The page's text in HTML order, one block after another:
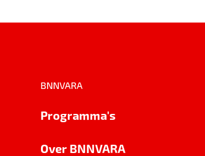
BNNVARA
Programma's
Over BNNVARA